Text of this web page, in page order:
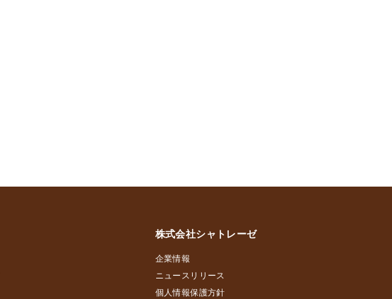
株式会社シャトレーゼ
企業情報
ニュースリリース
個人情報保護方針